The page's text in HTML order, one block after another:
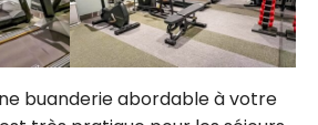
buanderie abordable à votre